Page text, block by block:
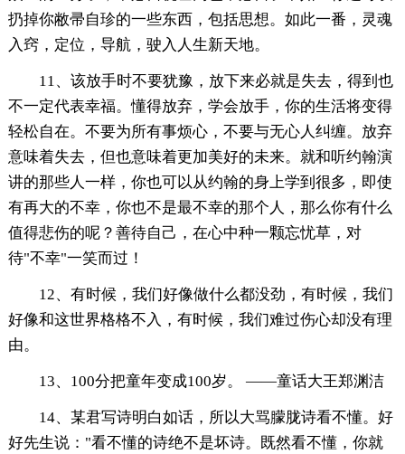
扔掉你敝帚自珍的一些东西，包括思想。如此一番，灵魂
入窍，定位，导航，驶入人生新天地。
11、该放手时不要犹豫，放下来必就是失去，得到也
不一定代表幸福。懂得放弃，学会放手，你的生活将变得
轻松自在。不要为所有事烦心，不要与无心人纠缠。放弃
意味着失去，但也意味着更加美好的未来。就和听约翰演
讲的那些人一样，你也可以从约翰的身上学到很多，即使
有再大的不幸，你也不是最不幸的那个人，那么你有什么
值得悲伤的呢？善待自己，在心中种一颗忘忧草，对
待"不幸"一笑而过！
12、有时候，我们好像做什么都没劲，有时候，我们
好像和这世界格格不入，有时候，我们难过伤心却没有理
由。
13、100分把童年变成100岁。 ——童话大王郑渊洁
14、某君写诗明白如话，所以大骂朦胧诗看不懂。好
好先生说："看不懂的诗绝不是坏诗。既然看不懂，你就